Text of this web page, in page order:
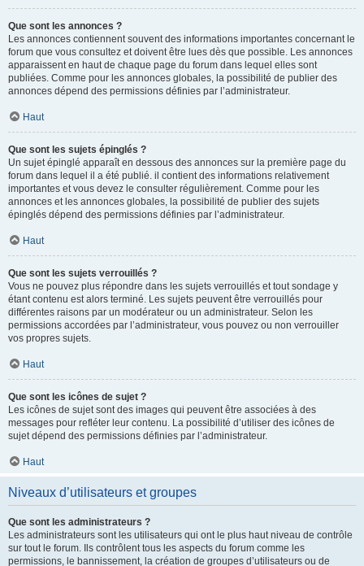
Que sont les annonces ?
Les annonces contiennent souvent des informations importantes concernant le
forum que vous consultez et doivent être lues dès que possible. Les annonces
apparaissent en haut de chaque page du forum dans lequel elles sont
publiées. Comme pour les annonces globales, la possibilité de publier des
annonces dépend des permissions définies par l’administrateur.
Haut
Que sont les sujets épinglés ?
Un sujet épinglé apparaît en dessous des annonces sur la première page du
forum dans lequel il a été publié. il contient des informations relativement
importantes et vous devez le consulter régulièrement. Comme pour les
annonces et les annonces globales, la possibilité de publier des sujets
épinglés dépend des permissions définies par l’administrateur.
Haut
Que sont les sujets verrouillés ?
Vous ne pouvez plus répondre dans les sujets verrouillés et tout sondage y
étant contenu est alors terminé. Les sujets peuvent être verrouillés pour
différentes raisons par un modérateur ou un administrateur. Selon les
permissions accordées par l’administrateur, vous pouvez ou non verrouiller
vos propres sujets.
Haut
Que sont les icônes de sujet ?
Les icônes de sujet sont des images qui peuvent être associées à des
messages pour refléter leur contenu. La possibilité d’utiliser des icônes de
sujet dépend des permissions définies par l’administrateur.
Haut
Niveaux d’utilisateurs et groupes
Que sont les administrateurs ?
Les administrateurs sont les utilisateurs qui ont le plus haut niveau de contrôle
sur tout le forum. Ils contrôlent tous les aspects du forum comme les
permissions, le bannissement, la création de groupes d’utilisateurs ou de